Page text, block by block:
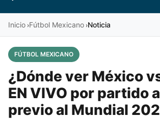
Vives
Inicio ›Fútbol Mexicano ›Noticia
FÚTBOL MEXICANO
¿Dónde ver México
EN VIVO por partido
previo al Mundial